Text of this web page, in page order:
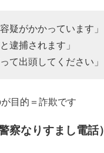
疑がかかっています」
逮捕されます」
て出頭してください」
目的＝詐欺です
察なりすまし電話）